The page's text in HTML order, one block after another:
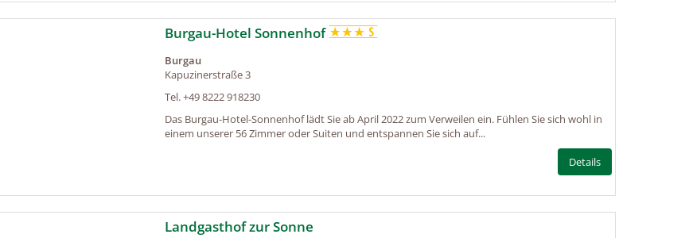
Burgau-Hotel Sonnenhof
Burgau
Kapuzinerstraße 3
Tel.+49 8222 918230
Das Burgau-Hotel-Sonnenhof lädt Sie ab April 2022 zum Verweilen ein. Fühlen Sie sich wohl in
einem unserer 56 Zimmer oder Suiten und entspannen Sie sich auf...
Details
Landgasthof zur Sonne